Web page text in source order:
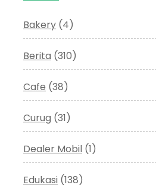
Bakery (4)
Berita (310)
Cafe (38)
Curug (31)
Dealer Mobil (1)
Edukasi (138)